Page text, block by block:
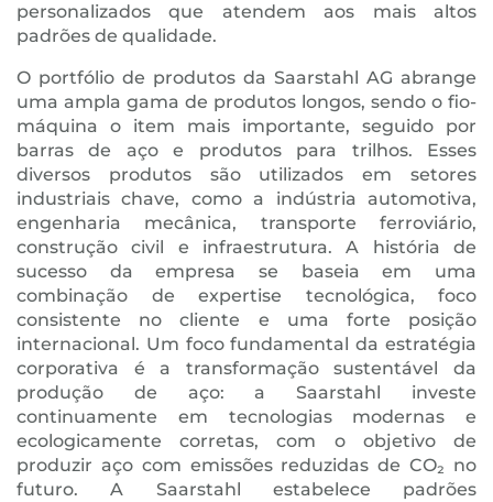
personalizados que atendem aos mais altos
padrões de qualidade.
O portfólio de produtos da Saarstahl AG abrange
uma ampla gama de produtos longos, sendo o fio-
máquina o item mais importante, seguido por
barras de aço e produtos para trilhos. Esses
diversos produtos são utilizados em setores
industriais chave, como a indústria automotiva,
engenharia mecânica, transporte ferroviário,
construção civil e infraestrutura. A história de
sucesso da empresa se baseia em uma
combinação de expertise tecnológica, foco
consistente no cliente e uma forte posição
internacional. Um foco fundamental da estratégia
corporativa é a transformação sustentável da
produção de aço: a Saarstahl investe
continuamente em tecnologias modernas e
ecologicamente corretas, com o objetivo de
produzir aço com emissões reduzidas de CO₂ no
futuro. A Saarstahl estabelece padrões